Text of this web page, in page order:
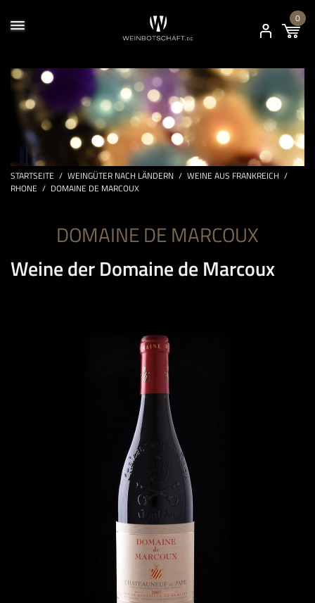
0
STARTSEITE / WEINGÜTER NACH LÄNDERN / WEINE AUS FRANKREICH /
RHONE / DOMAINE DE MARCOUX
DOMAINE DE MARCOUX
Weine der Domaine de Marcoux